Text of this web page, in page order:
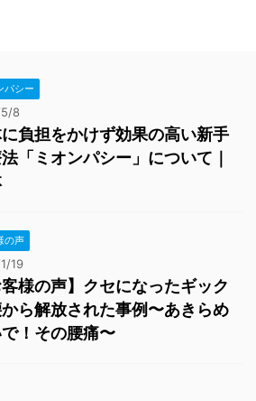
パシー
8
負担をかけず効果の高い新手
「ミオンパシー」について｜
の声
19
客様の声】クセになったギック
から解放された事例〜あきらめ
！その腰痛〜